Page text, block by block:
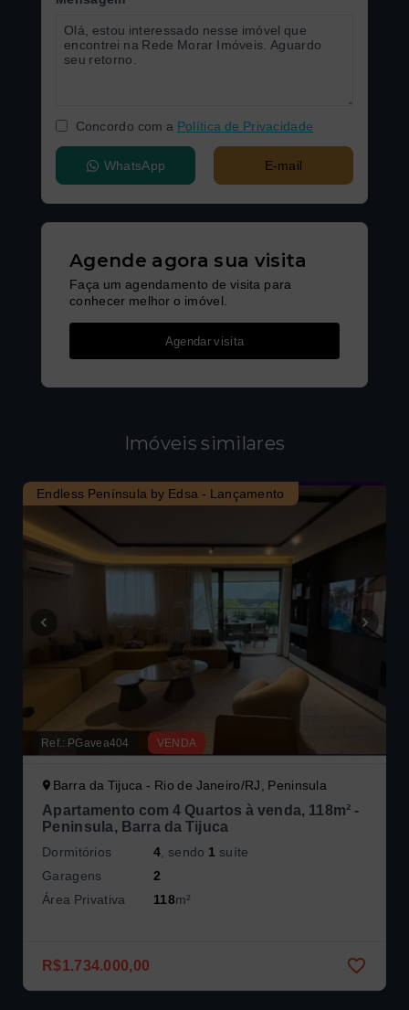
Concordo com a Política de Privacidade
WhatsApp E-mail
Agende agora sua visita
Faça um agendamento de visita para
conhecer melhor o imóvel.
Agendar visita
Imóveis similares
Endless Península by Edsa - Lançamento
Ref.: PGavea404 VENDA
Barra da Tijuca - Rio de Janeiro/RJ, Peninsula
Apartamento com 4 Quartos à venda, 118m² -
Peninsula, Barra da Tijuca
Dormitórios 4 , sendo 1 suíte
Garagens
2
Área Privativa
118m²
R$1.734.000,00